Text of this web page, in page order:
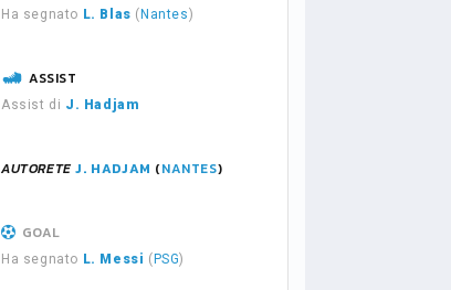
Ha segnato L. Blas ( Nantes)
ASSIST
Assist di J. Hadjam
AUTORETE J. HADJAM (NANTES)
GOAL
Ha segnato L. Messi ( PSG)